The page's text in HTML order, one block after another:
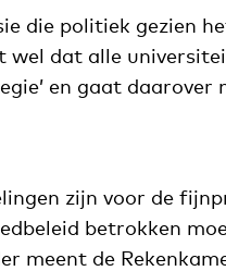
die politiek gezien
wel dat alle
en gaat daarover
zijn voor de
betrokken
meent de